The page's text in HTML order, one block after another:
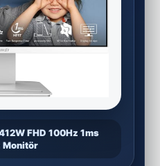
FHD 100Hz 1ms
Monitör